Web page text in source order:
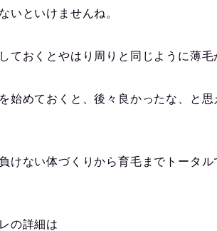
いといけませんね。
ておくとやはり周りと同じように薄毛
始めておくと、後々良かったな、と
けない体づくりから育毛までトータ
の詳細は